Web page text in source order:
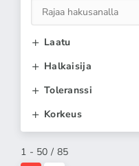
Laatu
Halkaisija
Toleranssi
Korkeus
1 - 50 / 85